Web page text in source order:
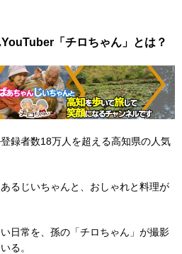
「チロちゃん」とは？
録者数18万人を超える高知県の人気
るじいちゃんと、おしゃれと料理が
日常を、孫の「チロちゃん」が撮影
る。